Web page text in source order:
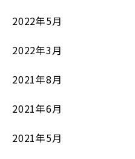
2022年5月
2022年3月
2021年8月
2021年6月
2021年5月